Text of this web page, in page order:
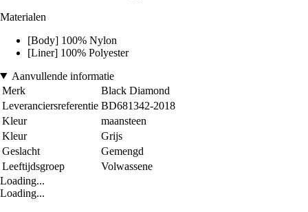
Materialen
[Body] 100% Nylon
[Liner] 100% Polyester
Aanvullende informatie
Merk
Black Diamond
Leveranciersreferentie BD681342-2018
Kleur
maansteen
Kleur
Grijs
Geslacht
Gemengd
Leeftijdsgroep
Volwassene
Loading...
Loading...